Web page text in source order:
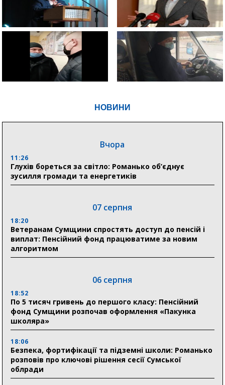
НОВИНИ
Вчора
11:26
Глухів бореться за світло: Романько об’єднує
зусилля громади та енергетиків
07 серпня
18:20
Ветеранам Сумщини спростять доступ до пенсій і
виплат: Пенсійний фонд працюватиме за новим
алгоритмом
06 серпня
18:52
По 5 тисяч гривень до першого класу: Пенсійний
фонд Сумщини розпочав оформлення «Пакунка
школяра»
18:06
Безпека, фортифікації та підземні школи: Романько
розповів про ключові рішення сесії Сумської
облради